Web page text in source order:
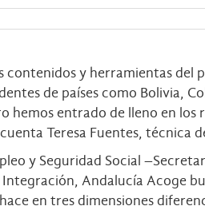
contenidos y herramientas
de países como Bolivia,
hemos entrado de lleno en
Teresa Fuentes, técnica
y Seguridad Social
Andalucía Acoge
en tres dimensiones